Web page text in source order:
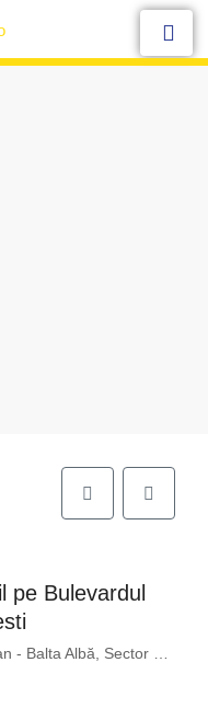
pe Bulevardul
3, Bucharest, 032433, Romania